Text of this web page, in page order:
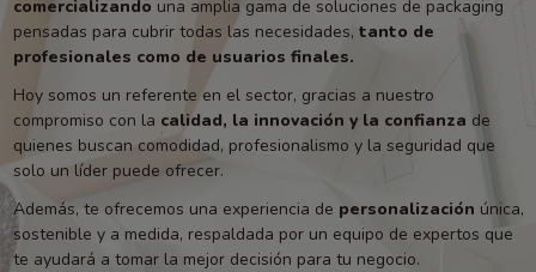
comercializando una amplia gama de soluciones de packaging
pensadas para cubrir todas las necesidades, tanto de
profesionales como de usuarios finales.
Hoy somos un referente en el sector, gracias a nuestro
compromiso con la calidad, la innovación y la confianza de
quienes buscan comodidad, profesionalismo y la seguridad que
solo un líder puede ofrecer.
Además, te ofrecemos una experiencia de personalización única,
sostenible y a medida, respaldada por un equipo de expertos que
te ayudará a tomar la mejor decisión para tu negocio.